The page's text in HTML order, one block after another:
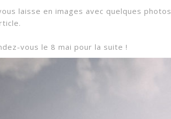
laisse en images avec quelques
vous le 8 mai pour la suite !